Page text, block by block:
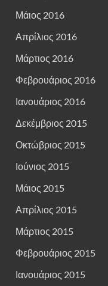
Μάιος 2016
Απρίλιος 2016
Μάρτιος 2016
Φεβρουάριος 2016
Ιανουάριος 2016
Δεκέμβριος 2015
Οκτώβριος 2015
Ιούνιος 2015
Μάιος 2015
Απρίλιος 2015
Μάρτιος 2015
Φεβρουάριος 2015
Ιανουάριος 2015